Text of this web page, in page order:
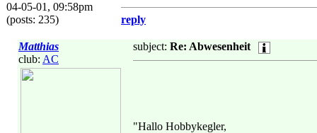
04-05-01, 09:58pm
(posts: 235)
reply
Matthias
club: AC
subject: Re: Abwesenheit
"Hallo Hobbykegler,